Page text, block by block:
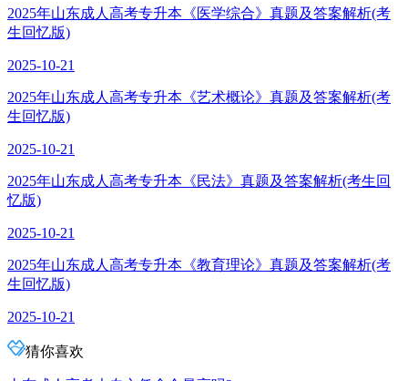
2025年山东成人高考专升本《医学综合》真题及答案解析(考
生回忆版)
2025-10-21
2025年山东成人高考专升本《艺术概论》真题及答案解析(考
生回忆版)
2025-10-21
2025年山东成人高考专升本《民法》真题及答案解析(考生回
忆版)
2025-10-21
2025年山东成人高考专升本《教育理论》真题及答案解析(考
生回忆版)
2025-10-21
猜你喜欢